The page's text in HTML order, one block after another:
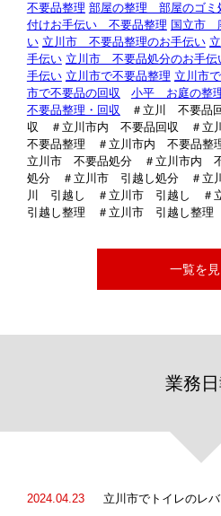
不要品整理 部屋の整理 部屋のゴ
付けお手伝い 不要品整理 国立市
い 立川市 不要品整理のお手伝い
手伝い 立川市 不要品処分のお手伝
手伝い 立川市で不要品整理 立川市
市で不要品の回収
小平 お庭の整理
不要品整理・回収
＃立川 不要品
収 ＃立川市内 不要品回収 ＃
不要品整理 ＃立川市内 不要品
立川市 不要品処分 ＃立川市内
処分 ＃立川市 引越し処分 ＃立
川 引越し ＃立川市 引越し ＃
引越し整理 ＃立川市 引越し整
一覧を
業務
2024.04.23 立川市でトイレのレ